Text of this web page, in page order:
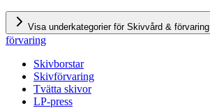
Visa underkategorier för Skivvård & förvaring
förvaring
Skivborstar
Skivförvaring
Tvätta skivor
LP-press